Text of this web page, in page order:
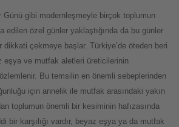
Günü gibi modernleşmeyle birçok toplumun
edilen özel günler yaklaştığında da bu günler
dikkati çekmeye başlar. Türkiye’de öteden beri
eşya ve mutfak aletleri üreticilerinin
Bu temsilin en önemli sebeplerinden
için annelik ile mutfak arasındaki yakın
toplumun önemli bir kesiminin hafızasında
bir karşılığı vardır, beyaz eşya ya da mutfak